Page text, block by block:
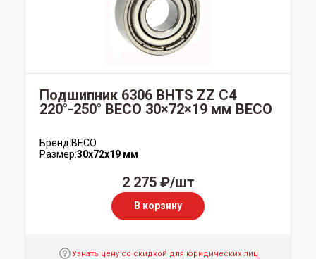
Подшипник 6306 BHTS ZZ C4
220°-250° BECO 30×72×19 мм BECO
Бренд:BECO
Размер:30x72x19 мм
2 275 ₽/шт
В корзину
Узнать цену со скидкой для юридических лиц